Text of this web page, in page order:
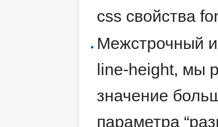
css свойства
Межстрочный
line-height, мы
значение
параметра